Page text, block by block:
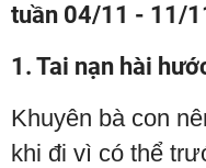
tuần 04/11 - 11/
1. Tai nạn hài
Khuyên bà con
khi đi vì có thể